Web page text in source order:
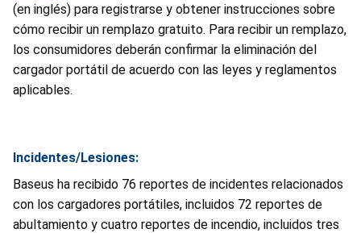
(en inglés) para registrarse y obtener instrucciones sobre
cómo recibir un remplazo gratuito. Para recibir un remplazo,
los consumidores deberán confirmar la eliminación del
cargador portátil de acuerdo con las leyes y reglamentos
aplicables.
Incidentes/Lesiones:
Baseus ha recibido 76 reportes de incidentes relacionados
con los cargadores portátiles, incluidos 72 reportes de
abultamiento y cuatro reportes de incendio, incluidos tres